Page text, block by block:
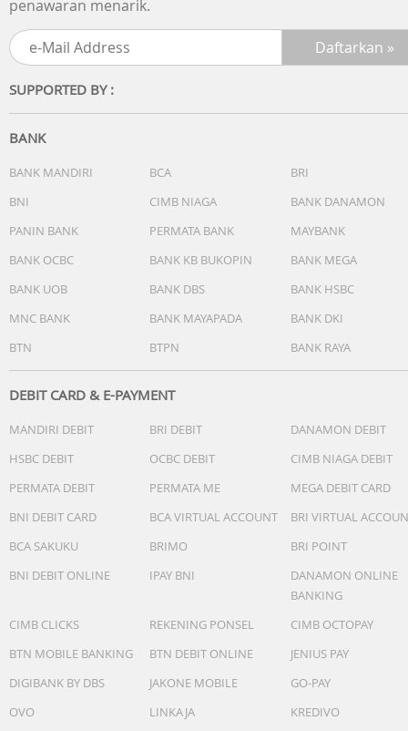
penawaran menarik.
SUPPORTED BY :
BANK
BANK MANDIRI BCA
BRI
BNI
CIMB NIAGA
BANK DANAMON
PANIN BANK
PERMATA BANK
MAYBANK
BANK OCBC
BANK KB BUKOPIN
BANK MEGA
BANK UOB
BANK DBS
BANK HSBC
MNC BANK
BANK MAYAPADA
BANK DKI
BTN
BTPN BANK RAYA
DEBIT CARD & E-PAYMENT
MANDIRI DEBIT BRI DEBIT
DANAMON DEBIT
HSBC DEBIT
OCBC DEBIT
CIMB NIAGA DEBIT
PERMATA DEBIT
PERMATA ME
MEGA DEBIT CARD
BNI DEBIT CARD
BCA VIRTUAL ACCOUNT
BRI VIRTUAL
BCA SAKUKU
BRIMO
BRI POINT
BNI DEBIT ONLINE
IPAY BNI
DANAMON ONLINE
BANKING
CIMB CLICKS
REKENING PONSEL
CIMB OCTOPAY
BTN MOBILE BANKING
BTN DEBIT ONLINE
JENIUS PAY
DIGIBANK BY DBS
JAKONE MOBILE
GO-PAY
OVO
LINKAJA
KREDIVO